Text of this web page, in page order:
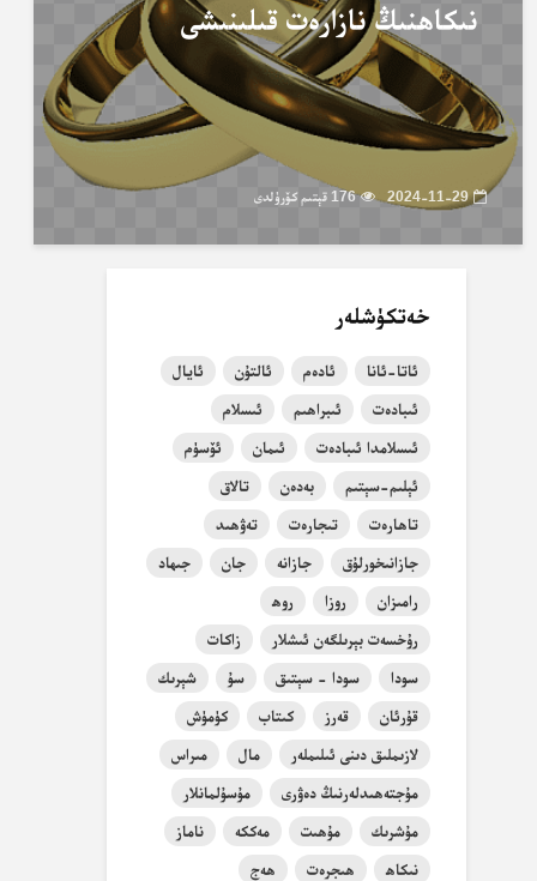
نىكاھنىڭ نازارەت قىلىنىشى
2024-11-29 176 قېتىم كۆرۈلدى
خەتكۈشلەر
ئاتا-ئانا ئادەم ئالتۇن
ئايال
ئىبادەت
ئىبراھىم
ئىسلام
ئىسلامدا ئىبادەت
ئىمان
ئۆسۈم
ئېلىم-سېتىم
بەدەن
تالاق
تاھارەت
تىجارەت
تەۋھىد
جازانىخورلۇق
جازانە جان
جىھاد
رامىزان
روزا
روھ
رۇخسەت بېرىلگەن ئىشلار
زاكات
سودا
سودا - سېتىق سۇ
شېرىك
قۇرئان
قەرز كىتاب
كۈمۈش
لازىملىق دىنى ئىلىملەر
مال
مىراس
مۇجتەھىدلەرنىڭ دەۋرى
مۇسۇلمانلار
مۇشرىك
مۇھىت مەككە
ناماز
نىكاھ
ھىجرەت ھەج